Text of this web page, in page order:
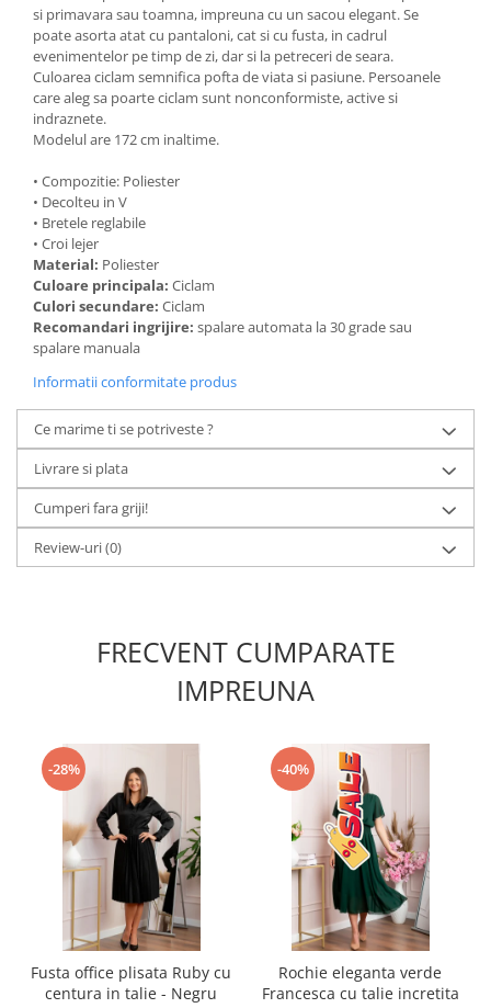
si primavara sau toamna, impreuna cu un sacou elegant. Se
poate asorta atat cu pantaloni, cat si cu fusta, in cadrul
evenimentelor pe timp de zi, dar si la petreceri de seara.
Culoarea ciclam semnifica pofta de viata si pasiune. Persoanele
care aleg sa poarte ciclam sunt nonconformiste, active si
indraznete.
Modelul are 172 cm inaltime.
• Compozitie: Poliester
• Decolteu in V
• Bretele reglabile
• Croi lejer
Material: Poliester
Culoare principala: Ciclam
Culori secundare: Ciclam
Recomandari ingrijire: spalare automata la 30 grade sau
spalare manuala
Informatii conformitate produs
Ce marime ti se potriveste ?
Livrare si plata
Cumperi fara griji!
Review-uri(0)
FRECVENT CUMPARATE
IMPREUNA
-28%
Fusta office plisata Ruby cu
centura in talie - Negru
-40%
Rochie eleganta verde
Francesca cu talie incretita